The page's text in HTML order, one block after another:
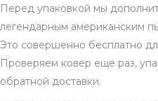
Перед упаковкой мы
легендарным американским
Это совершенно бесплатно
Проверяем ковер еще раз,
обратной доставки.